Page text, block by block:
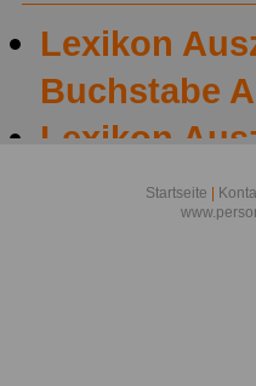
Lexikon
Buchstabe A
Lexikon
Buchstabe B
Lexikon
Startseite